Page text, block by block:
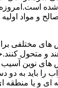
اولیه
مختلفی
و متحول
های نوین
را باید به
ای و یا